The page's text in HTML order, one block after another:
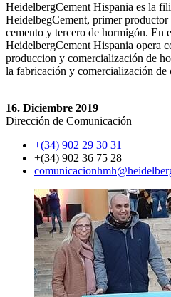
HeidelbergCement Hispania es la
HeidelbegCement, primer
cemento y tercero de hormigón. En
HeidelbergCement Hispania opera
produccion y comercialización de
la fabricación y comercialización de
16. Diciembre 2019
Dirección de Comunicación
+(34) 902 29 30 31
+(34) 902 36 75 28